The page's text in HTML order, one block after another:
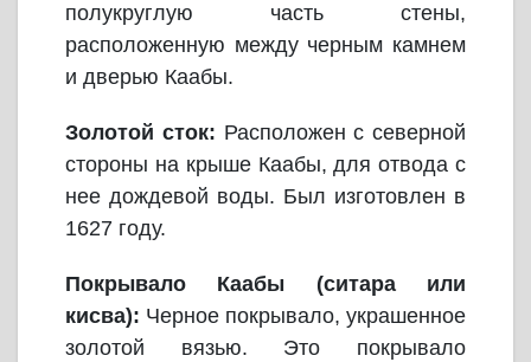
полукруглую часть стены,
расположенную между черным камнем
и дверью Каабы.
Золотой сток: Расположен с северной
стороны на крыше Каабы, для отвода с
нее дождевой воды. Был изготовлен в
1627 году.
Покрывало Каабы (ситара или
кисва): Черное покрывало, украшенное
золотой вязью. Это покрывало